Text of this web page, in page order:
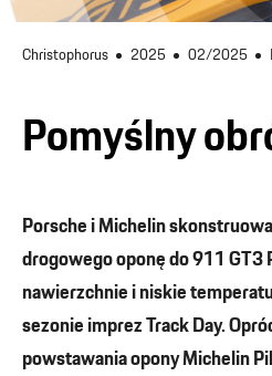
Christophorus 2025 02/2025
Pomyślny
Porsche i Michelin
drogowego oponę do 911 GT3
nawierzchnie i niskie
sezonie imprez Track Day.
powstawania opony Michelin